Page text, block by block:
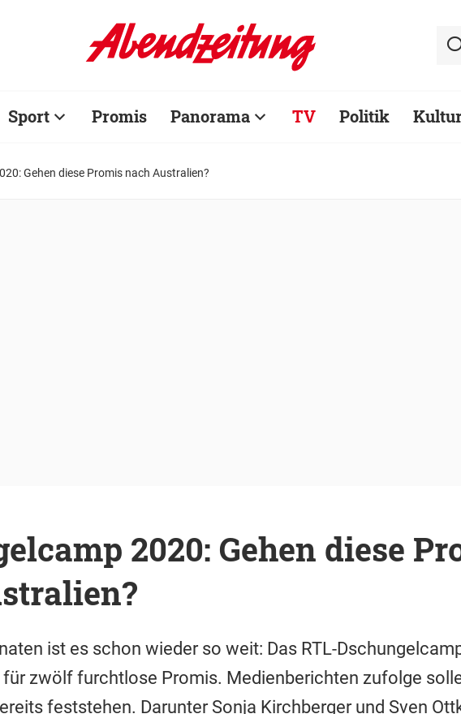
Sport Promis Panorama TV Politik
Gehen diese Promis nach Australien?
2020: Gehen diese
ist es schon wieder so weit: Das RTL-
für zwölf furchtlose Promis. Medienberichten zufolge
feststehen. Darunter Sonja Kirchberger und Sven